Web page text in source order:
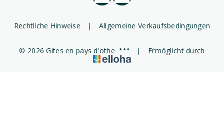
Rechtliche Hinweise | Allgemeine Verkaufsbedingungen
© 2026 Gites en pays d'othe | Ermöglicht durch